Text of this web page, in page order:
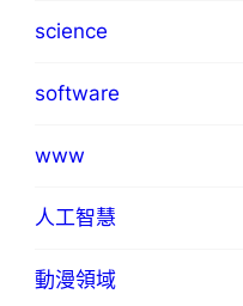
science
software
www
人工智慧
動漫領域